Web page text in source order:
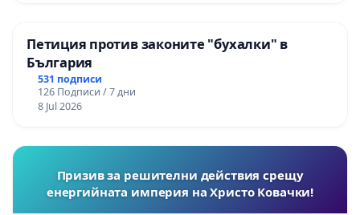
Петиция против законите "бухалки" в
България
531 подписи
126 Подписи / 7 дни
8 Jul 2026
Призив за решителни действия срещу
енергийната империя на Христо Ковачки!